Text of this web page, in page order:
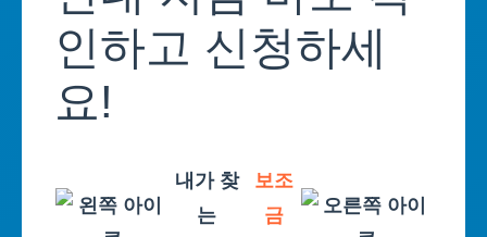
인하고 신청하세
요!
내가 찾
는
보조
금